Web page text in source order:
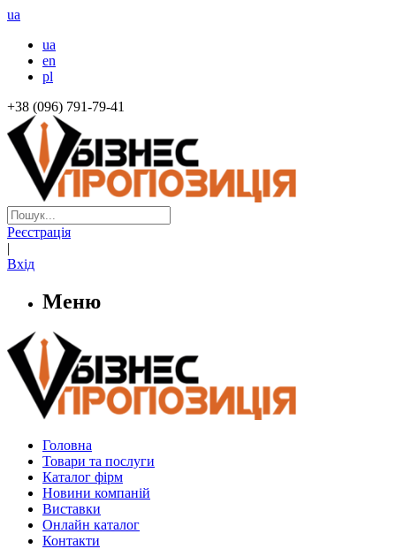
ua
ua
en
pl
+38 (096) 791-79-41
Реєстрація
|
Вхід
Меню
Головна
Товари та послуги
Каталог фірм
Новини компаній
Виставки
Онлайн каталог
Контакти